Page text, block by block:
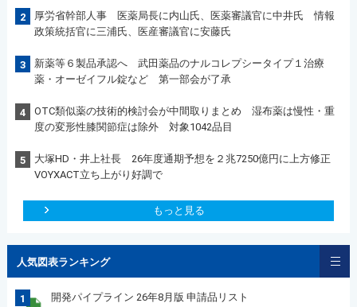
2
厚労省幹部人事 医薬局長に内山氏、医薬審議官に中井氏 情報
政策統括官に三浦氏、医産審議官に安藤氏
3
新薬等６製品承認へ 武田薬品のナルコレプシータイプ１治療
薬・オーゼイフル錠など 第一部会が了承
4
OTC類似薬の技術的検討会が中間取りまとめ 湿布薬は慢性・重
度の変形性膝関節症は除外 対象1042品目
5
大塚HD・井上社長 26年度通期予想を２兆7250億円に上方修正
VOYXACT立ち上がり好調で
もっと見る
人気図表ランキング
1 開発パイプライン 26年8月版 申請品リスト